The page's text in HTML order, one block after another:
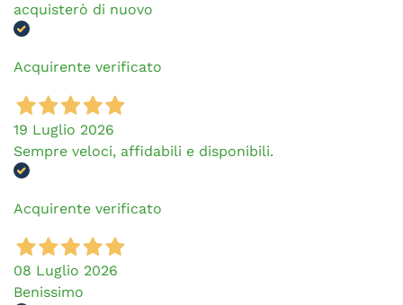
acquisterò di nuovo
Acquirente verificato
19 Luglio 2026
Sempre veloci, affidabili e disponibili.
Acquirente verificato
08 Luglio 2026
Benissimo